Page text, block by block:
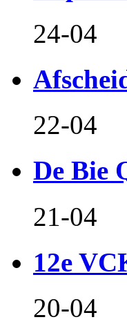
24-04
22-04
De Bie
21-04
12e
20-04